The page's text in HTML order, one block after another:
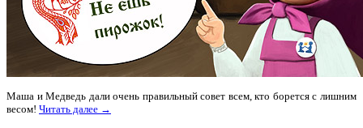
Маша и Медведь дали очень правильный совет всем, кто борется с лишним
весом! Читать далее →